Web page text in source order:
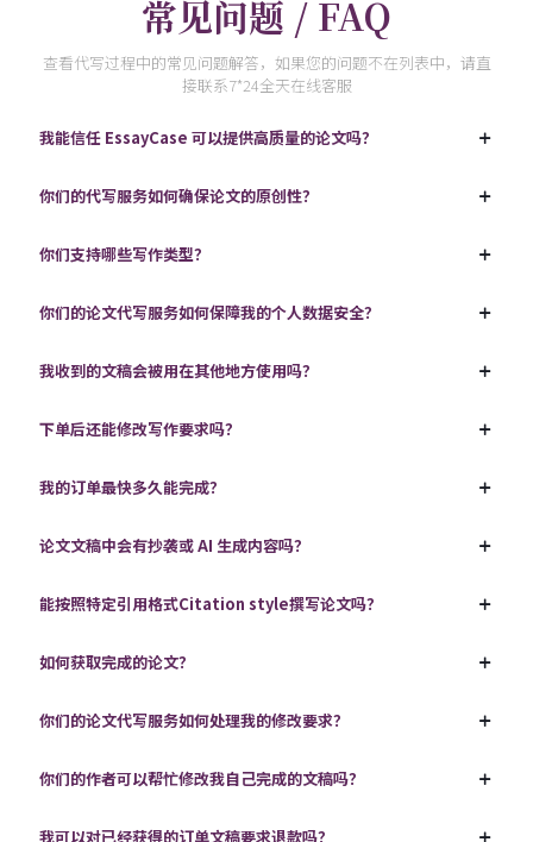
常见问题 / FAQ
查看代写过程中的常见问题解答，如果您的问题不在列表中，请直
接联系7*24全天在线客服
我能信任 EssayCase 可以提供高质量的论文吗？
你们的代写服务如何确保论文的原创性？
你们支持哪些写作类型？
你们的论文代写服务如何保障我的个人数据安全？
我收到的文稿会被用在其他地方使用吗？
下单后还能修改写作要求吗？
我的订单最快多久能完成？
论文文稿中会有抄袭或 AI 生成内容吗？
能按照特定引用格式Citation style撰写论文吗？
如何获取完成的论文？
你们的论文代写服务如何处理我的修改要求？
你们的作者可以帮忙修改我自己完成的文稿吗？
我可以对已经获得的订单文稿要求退款吗？